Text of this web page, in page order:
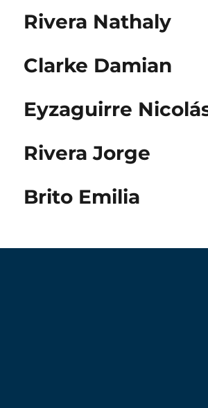
Rivera Nathaly
Clarke Damian
Eyzaguirre
Rivera Jorge
Brito Emilia